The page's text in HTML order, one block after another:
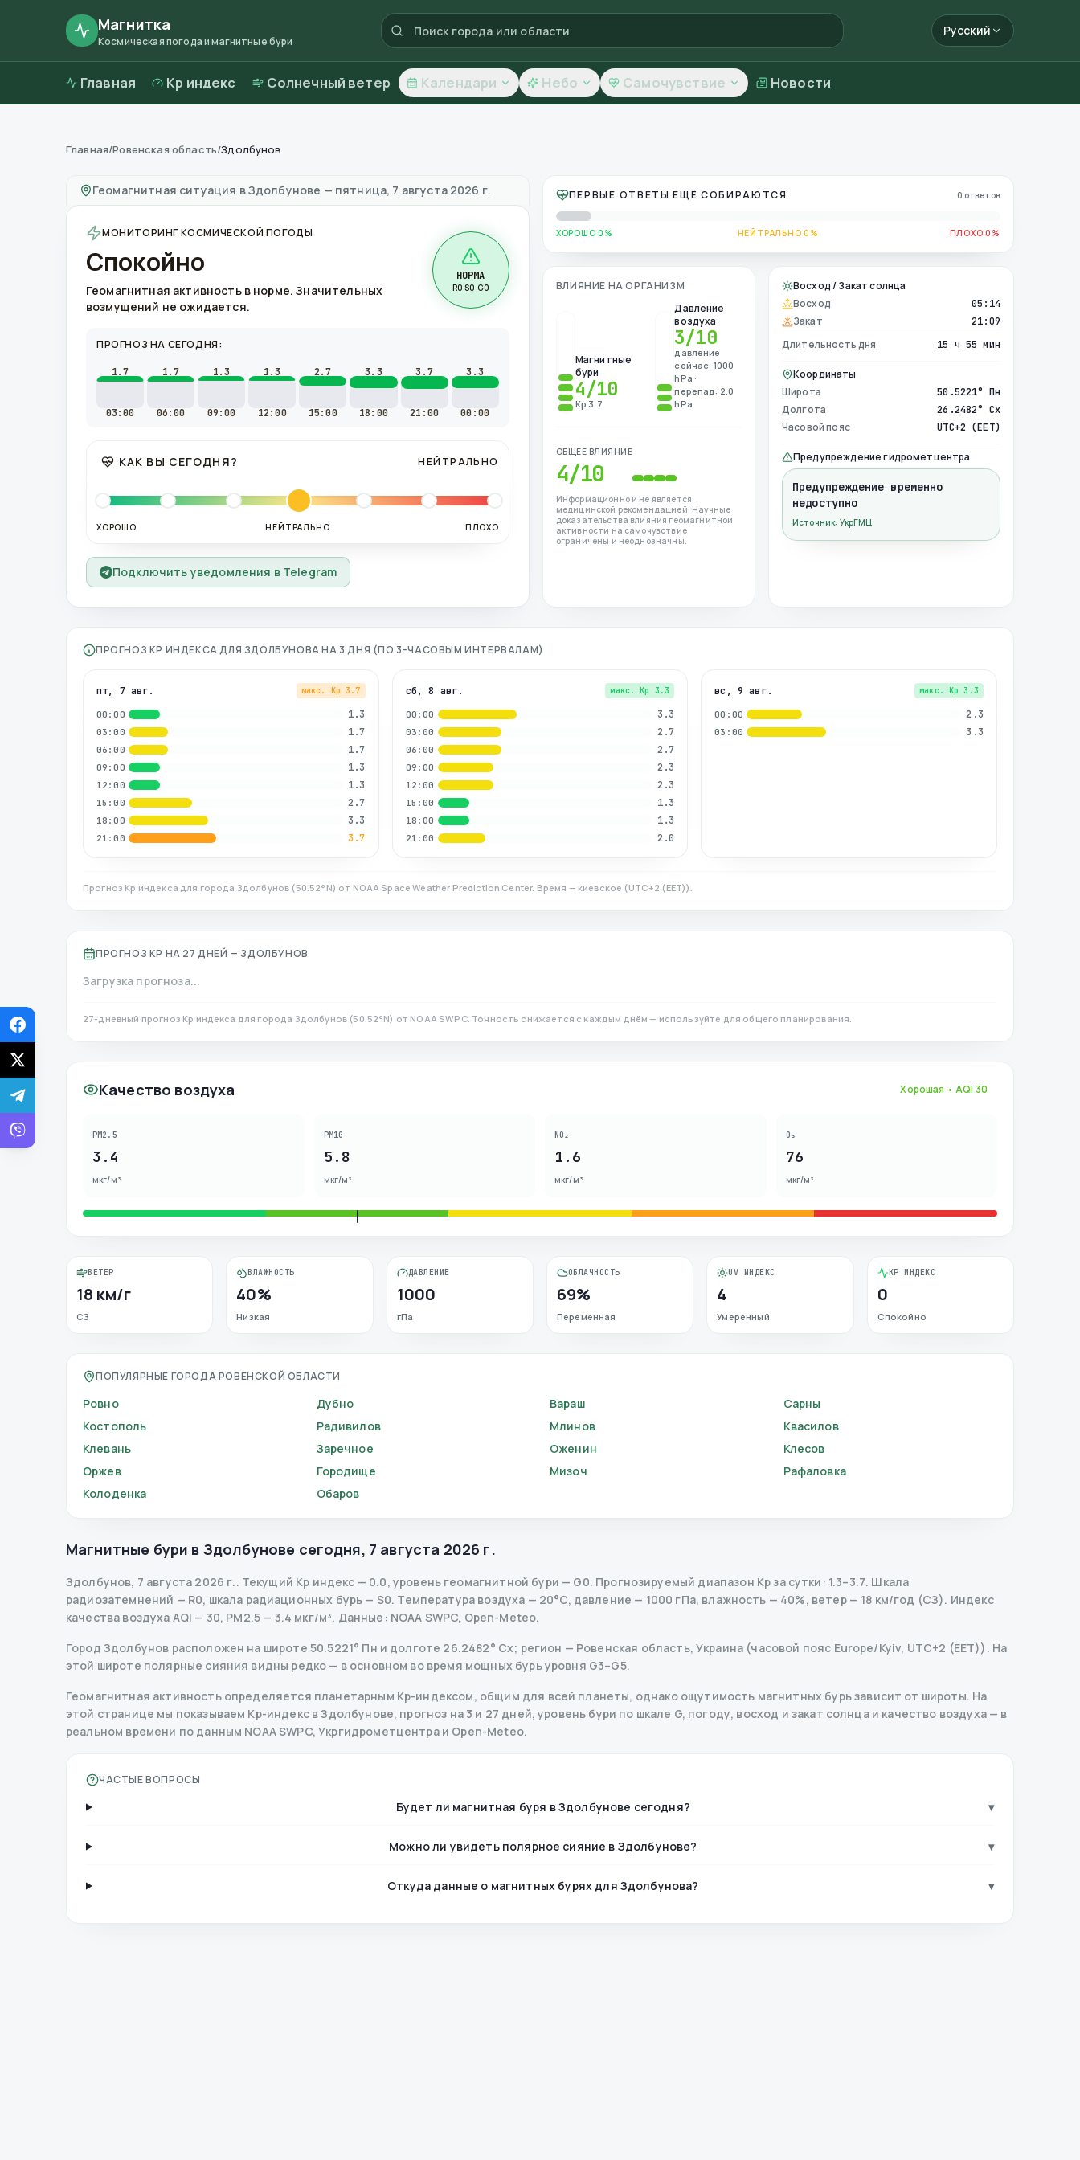
Магнитка
Космическая погода и магнитные бури
Русский
Главная Kp индекс Солнечный ветер Календари Небо Самочувствие Новости
Магнитные бури вЗдолбунове—
Главная/Ровенская область/Здолбунов
Геомагнитная ситуация вЗдолбунове — пятница, 7 августа 2026 г.
МОНИТОРИНГ КОСМИЧЕСКОЙ ПОГОДЫ
Спокойно
Геомагнитная активность в норме. Значительных
возмущений не ожидается.
НОРМА
R0 S0 G0
ПРОГНОЗ НА СЕГОДНЯ:
1.7
03:00
1.7
06:00
1.3
09:00
1.3
12:00
2.7
15:00
3.3
18:00
3.7
21:00
3.3
00:00
КАК ВЫ СЕГОДНЯ? НЕЙТРАЛЬНО
ХОРОШО НЕЙТРАЛЬНО ПЛОХО
Подключить уведомления в Telegram
ПЕРВЫЕ ОТВЕТЫ ЕЩЁ СОБИРАЮТСЯ 0 ответов
ХОРОШО 0% НЕЙТРАЛЬНО 0% ПЛОХО 0%
ВЛИЯНИЕ НА ОРГАНИЗМ
Магнитные
бури
4/10
Kp 3.7
Давление
воздуха
3/10
давление
сейчас: 1000
hPa ·
перепад: 2.0
hPa
ОБЩЕЕ ВЛИЯНИЕ
4/10
Информационно и не является
медицинской рекомендацией. Научные
доказательства влияния геомагнитной
активности на самочувствие
ограничены и неоднозначны.
Восход / Закат солнца
Восход
05:14
Закат 21:09
Длительность дня 15 ч 55 мин
Координаты
Широта
50.5221° Пн
Долгота 26.2482° Сх
Часовой пояс UTC+2 (EET)
Предупреждение гидрометцентра
Предупреждение временно
недоступно
Источник: УкрГМЦ
ПРОГНОЗ KP ИНДЕКСА ДЛЯ ЗДОЛБУНОВА НА 3 ДНЯ (ПО 3-ЧАСОВЫМ ИНТЕРВАЛАМ)
пт, 7 авг. макс. Kp 3.7
00:00 1.3
03:00 1.7
06:00 1.7
09:00 1.3
12:00 1.3
15:00 2.7
18:00 3.3
21:00 3.7
сб, 8 авг. макс. Kp 3.3
00:00 3.3
03:00 2.7
06:00 2.7
09:00 2.3
12:00 2.3
15:00 1.3
18:00 1.3
21:00 2.0
вс, 9 авг. макс. Kp 3.3
00:00 2.3
03:00 3.3
Прогноз Kp индекса для города Здолбунов (50.52°N) от NOAA Space Weather Prediction Center. Время — киевское (UTC+2 (EET)).
ПРОГНОЗ KP НА 27 ДНЕЙ — ЗДОЛБУНОВ
Загрузка прогноза...
27-дневный прогноз Kp индекса для города Здолбунов (50.52°N) от NOAA SWPC. Точность снижается с каждым днём — используйте для общего планирования.
Качество воздуха Хорошая • AQI 30
PM2.5
3.4
мкг/м³
PM10
5.8
мкг/м³
NO₂
1.6
мкг/м³
O₃
76
мкг/м³
ВЕТЕР
18 км/г
СЗ
ВЛАЖНОСТЬ
40%
Низкая
ДАВЛЕНИЕ
1000
гПа
ОБЛАЧНОСТЬ
69%
Переменная
UV ИНДЕКС
4
Умеренный
KP ИНДЕКС
0
Спокойно
ПОПУЛЯРНЫЕ ГОРОДА РОВЕНСКОЙ ОБЛАСТИ
Ровно Дубно Вараш
Сарны
Костополь
Радивилов Млинов
Квасилов
Клевань
Заречное Оженин
Клесов
Оржев
Городище Мизоч
Рафаловка
Колоденка
Обаров
Магнитные бури в Здолбунове сегодня, 7 августа 2026 г.
Здолбунов, 7 августа 2026 г.. Текущий Kp индекс — 0.0, уровень геомагнитной бури — G0. Прогнозируемый диапазон Kp за сутки: 1.3–3.7. Шкала
радиозатемнений — R0, шкала радиационных бурь — S0. Температура воздуха — 20°C, давление — 1000 гПа, влажность — 40%, ветер — 18 км/год (СЗ). Индекс
качества воздуха AQI — 30, PM2.5 — 3.4 мкг/м³. Данные : NOAA SWPC, Open-Meteo.
Город Здолбунов расположен на широте 50.5221° Пн и долготе 26.2482° Сх; регион — Ровенская область, Украина (часовой пояс Europe/Kyiv, UTC+2 (EET)). На
этой широте полярные сияния видны редко — в основном во время мощных бурь уровня G3–G5.
Геомагнитная активность определяется планетарным Kp-индексом, общим для всей планеты, однако ощутимость магнитных бурь зависит от широты. На
этой странице мы показываем Kp-индекс в Здолбунове, прогноз на 3 и 27 дней, уровень бури по шкале G, погоду, восход и закат солнца и качество воздуха — в
реальном времени по данным NOAA SWPC, Укргидрометцентра и Open-Meteo.
ЧАСТЫЕ ВОПРОСЫ
Будет ли магнитная буря в Здолбунове сегодня? ▾
Можно ли увидеть полярное сияние в Здолбунове? ▾
Откуда данные о магнитных бурях для Здолбунова? ▾